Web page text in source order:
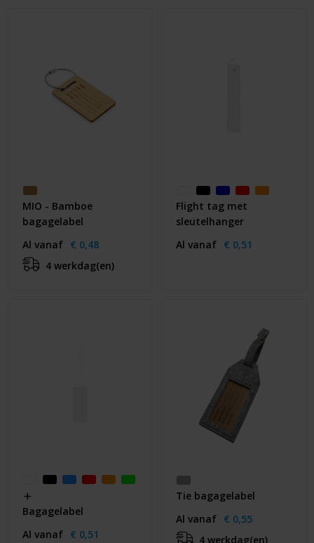
MIO - Bamboe
bagagelabel
Al vanaf € 0,48
4 werkdag(en)
Flight tag met
sleutelhanger
Al vanaf € 0,51
Bagagelabel
Al vanaf € 0,51
Tie bagagelabel
Al vanaf € 0,55
4 werkdag(en)